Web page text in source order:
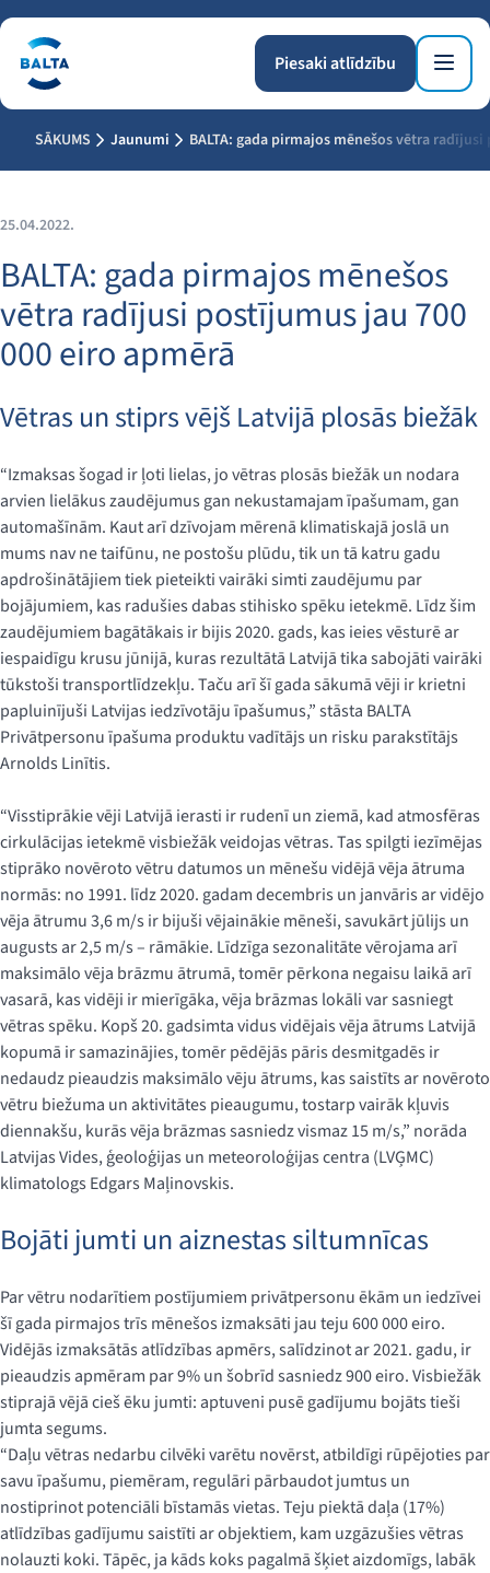
Piesaki atlīdzību
SĀKUMS Jaunumi BALTA: gada pirmajos mēnešos vētra
25.04.2022.
BALTA: gada pirmajos mēnešos
vētra radījusi postījumus jau 700
000 eiro apmērā
Vētras un stiprs vējš Latvijā plosās biežāk
“Izmaksas šogad ir ļoti lielas, jo vētras plosās biežāk un nodara
arvien lielākus zaudējumus gan nekustamajam īpašumam, gan
automašīnām. Kaut arī dzīvojam mērenā klimatiskajā joslā un
mums nav ne taifūnu, ne postošu plūdu, tik un tā katru gadu
apdrošinātājiem tiek pieteikti vairāki simti zaudējumu par
bojājumiem, kas radušies dabas stihisko spēku ietekmē. Līdz šim
zaudējumiem bagātākais ir bijis 2020. gads, kas ieies vēsturē ar
iespaidīgu krusu jūnijā, kuras rezultātā Latvijā tika sabojāti vairāki
tūkstoši transportlīdzekļu. Taču arī šī gada sākumā vēji ir krietni
papluinījuši Latvijas iedzīvotāju īpašumus,” stāsta BALTA
Privātpersonu īpašuma produktu vadītājs un risku parakstītājs
Arnolds Linītis.
“Visstiprākie vēji Latvijā ierasti ir rudenī un ziemā, kad atmosfēras
cirkulācijas ietekmē visbiežāk veidojas vētras. Tas spilgti iezīmējas
stiprāko novēroto vētru datumos un mēnešu vidējā vēja ātruma
normās: no 1991. līdz 2020. gadam decembris un janvāris ar vidējo
vēja ātrumu 3,6 m/s ir bijuši vējainākie mēneši, savukārt jūlijs un
augusts ar 2,5 m/s – rāmākie. Līdzīga sezonalitāte vērojama arī
maksimālo vēja brāzmu ātrumā, tomēr pērkona negaisu laikā arī
vasarā, kas vidēji ir mierīgāka, vēja brāzmas lokāli var sasniegt
vētras spēku. Kopš 20. gadsimta vidus vidējais vēja ātrums Latvijā
kopumā ir samazinājies, tomēr pēdējās pāris desmitgadēs ir
nedaudz pieaudzis maksimālo vēju ātrums, kas saistīts ar novēroto
vētru biežuma un aktivitātes pieaugumu, tostarp vairāk kļuvis
diennakšu, kurās vēja brāzmas sasniedz vismaz 15 m/s,” norāda
Latvijas Vides, ģeoloģijas un meteoroloģijas centra (LVĢMC)
klimatologs Edgars Maļinovskis.
Bojāti jumti un aiznestas siltumnīcas
Par vētru nodarītiem postījumiem privātpersonu ēkām un iedzīvei
šī gada pirmajos trīs mēnešos izmaksāti jau teju 600 000 eiro.
Vidējās izmaksātās atlīdzības apmērs, salīdzinot ar 2021. gadu, ir
pieaudzis apmēram par 9% un šobrīd sasniedz 900 eiro. Visbiežāk
stiprajā vējā cieš ēku jumti: aptuveni pusē gadījumu bojāts tieši
jumta segums.
“Daļu vētras nedarbu cilvēki varētu novērst, atbildīgi rūpējoties par
savu īpašumu, piemēram, regulāri pārbaudot jumtus un
nostiprinot potenciāli bīstamās vietas. Teju piektā daļa (17%)
atlīdzības gadījumu saistīti ar objektiem, kam uzgāzušies vētras
nolauzti koki. Tāpēc, ja kāds koks pagalmā šķiet aizdomīgs, labāk